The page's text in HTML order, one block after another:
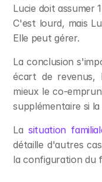
Lucie doit assumer
C'est lourd, mais
Elle peut gérer.
La conclusion
écart de
mieux le co-
supplémentaire si
La situation
détaille d'autres
la configuration du